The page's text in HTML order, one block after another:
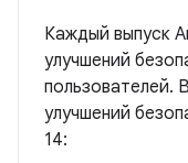
Каждый выпуск
улучшений
пользователей.
улучшений
14: